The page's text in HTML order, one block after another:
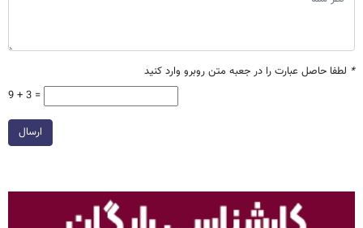
* لطفا حاصل عبارت را در جعبه متن روبرو وارد کنید
9 + 3 =
ارسال